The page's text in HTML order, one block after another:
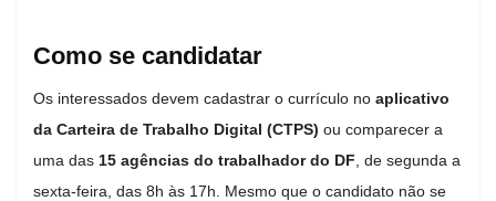
Como se candidatar
Os interessados devem cadastrar o currículo no aplicativo
da Carteira de Trabalho Digital (CTPS) ou comparecer a
uma das 15 agências do trabalhador do DF , de segunda a
sexta-feira, das 8h às 17h. Mesmo que o candidato não se